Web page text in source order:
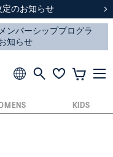
定のお知らせ
らせ
定のお知らせ
らせ
KIDS